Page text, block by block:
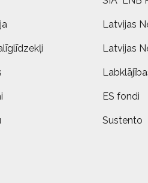
Latvijas
Latvijas
ES fondi
Sustento